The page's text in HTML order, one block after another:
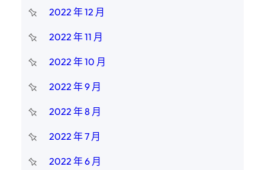
2022 年 12 月
2022 年 11 月
2022 年 10 月
2022 年 9 月
2022 年 8 月
2022 年 7 月
2022 年 6 月